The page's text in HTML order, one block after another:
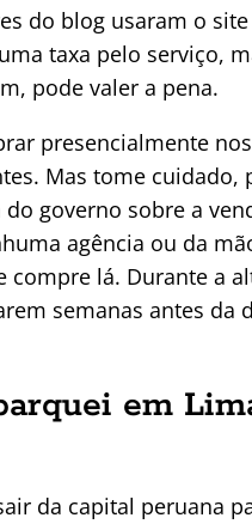
do blog usaram o
taxa pelo serviço,
pode valer a pena.
presencialmente
Mas tome
governo sobre a
agência ou da
compre lá. Durante a
semanas antes da
em
da capital peruana